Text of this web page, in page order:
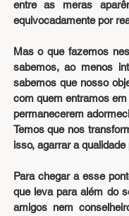
entre as meras
equivocadamente por
Mas o que fazemos
sabemos, ao menos
sabemos que nosso
com quem entramos
permanecerem
Temos que nos
isso, agarrar a
Para chegar a esse
que leva para além do
amigos nem